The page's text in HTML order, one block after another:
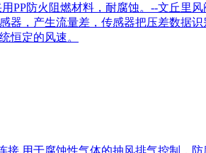
PP防火阻燃材料，耐腐蚀。--文丘里
，产生流量差，传感器把压差数据
恒定的风速。
,用于腐蚀性气体的抽风排气控制，